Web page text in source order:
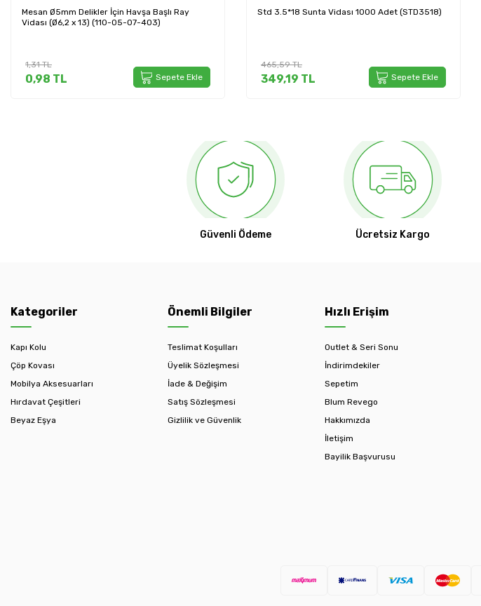
Mesan Ø5mm Delikler İçin Havşa Başlı Ray
Vidası (Ø6,2 x 13) (110-05-07-403)
1,31TL
0,98 TL Sepete Ekle
Std 3.5*18 Sunta Vidası 1000 Adet (STD3518)
465,59TL
349,19 TL Sepete Ekle
Güvenli Ödeme Ücretsiz Kargo
Kategoriler
Kapı Kolu
Çöp Kovası
Mobilya Aksesuarları
Hırdavat Çeşitleri
Beyaz Eşya
Önemli Bilgiler
Teslimat Koşulları
Üyelik Sözleşmesi
İade & Değişim
Satış Sözleşmesi
Gizlilik ve Güvenlik
Hızlı Erişim
Outlet & Seri Sonu
İndirimdekiler
Sepetim
Blum Revego
Hakkımızda
İletişim
Bayilik Başvurusu